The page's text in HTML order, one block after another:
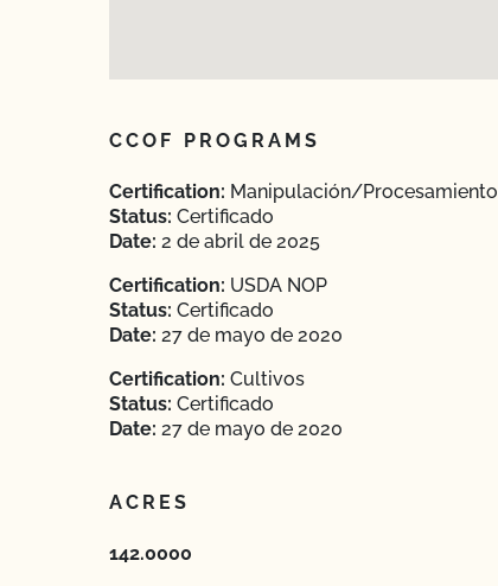
CCOF PROGRAMS
Certification: Manipulación/Procesamiento
Status: Certificado
Date: 2 de abril de 2025
Certification: USDA NOP
Status: Certificado
Date: 27 de mayo de 2020
Certification: Cultivos
Status: Certificado
Date: 27 de mayo de 2020
ACRES
142.0000